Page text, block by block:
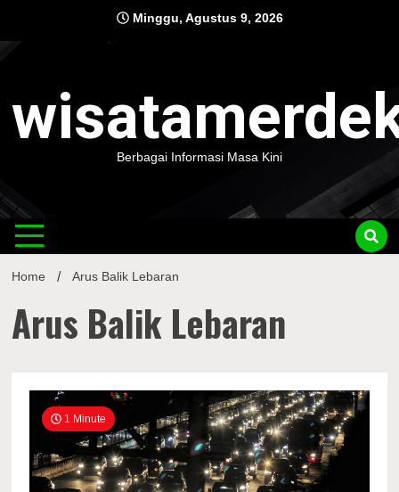
content
Minggu, Agustus 9, 2026
Berbagai Informasi Masa Kini
Home Arus Balik Lebaran
Arus Balik Lebaran
1 Minute